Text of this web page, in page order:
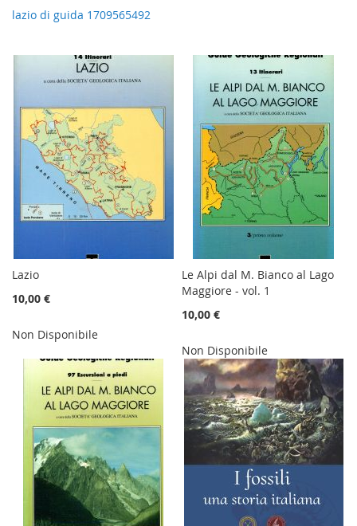
lazio di guida 1709565492
Lazio
10,00 €
Non Disponibile
Le Alpi dal M. Bianco al Lago
Maggiore - vol. 1
10,00 €
Non Disponibile